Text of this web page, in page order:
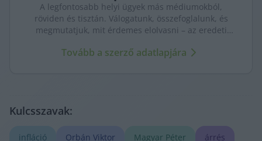
A legfontosabb helyi ügyek más médiumokból,
röviden és tisztán. Válogatunk, összefoglalunk, és
megmutatjuk, mit érdemes elolvasni – az eredeti
Tovább a szerző adatlapjára
Kulcsszavak:
infláció Orbán Viktor Magyar Péter árrés